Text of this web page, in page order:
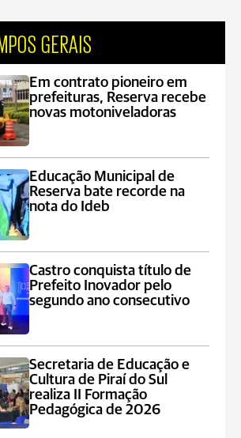
GERAIS
Em contrato pioneiro em
prefeituras, Reserva recebe
novas motoniveladoras
Educação Municipal de
Reserva bate recorde na
nota do Ideb
Castro conquista título de
Prefeito Inovador pelo
segundo ano consecutivo
Secretaria de Educação e
Cultura de Piraí do Sul
realiza II Formação
Pedagógica de 2026